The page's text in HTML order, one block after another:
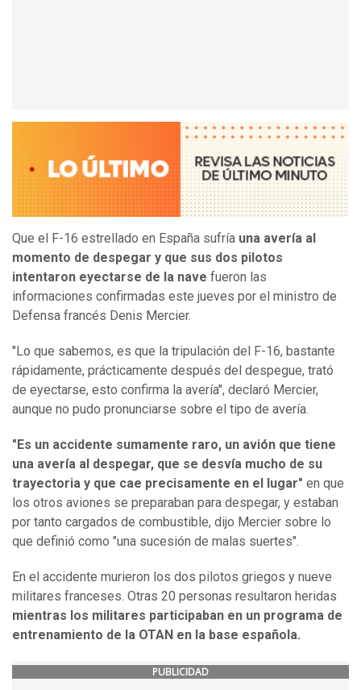
Que el F-16 estrellado en España sufría una avería al
momento de despegar y que sus dos pilotos
intentaron eyectarse de la nave fueron las
informaciones confirmadas este jueves por el ministro de
Defensa francés Denis Mercier.
"Lo que sabemos, es que la tripulación del F-16, bastante
rápidamente, prácticamente después del despegue, trató
de eyectarse, esto confirma la avería", declaró Mercier,
aunque no pudo pronunciarse sobre el tipo de avería.
"Es un accidente sumamente raro, un avión que tiene
una avería al despegar, que se desvía mucho de su
trayectoria y que cae precisamente en el lugar" en que
los otros aviones se preparaban para despegar, y estaban
por tanto cargados de combustible, dijo Mercier sobre lo
que definió como "una sucesión de malas suertes".
En el accidente murieron los dos pilotos griegos y nueve
militares franceses. Otras 20 personas resultaron heridas
mientras los militares participaban en un programa de
entrenamiento de la OTAN en la base española.
PUBLICIDAD